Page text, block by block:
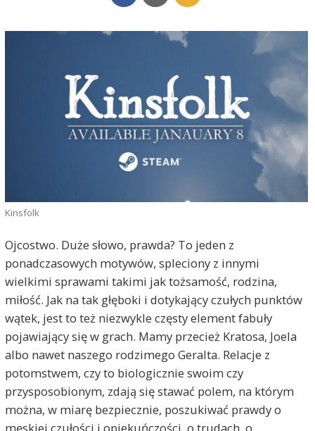
Kinsfolk
Ojcostwo. Duże słowo, prawda? To jeden z
ponadczasowych motywów, spleciony z innymi
wielkimi sprawami takimi jak tożsamość, rodzina,
miłość. Jak na tak głęboki i dotykający czułych punktów
wątek, jest to też niezwykle częsty element fabuły
pojawiający się w grach. Mamy przecież Kratosa, Joela
albo nawet naszego rodzimego Geralta. Relacje z
potomstwem, czy to biologicznie swoim czy
przysposobionym, zdają się stawać polem, na którym
można, w miarę bezpiecznie, poszukiwać prawdy o